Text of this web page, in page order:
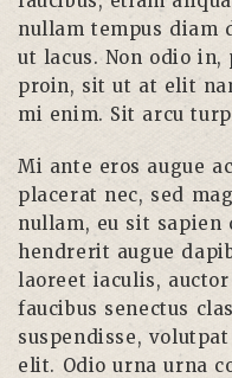
nullam tempus diam
ut lacus. Non odio
proin, sit ut at elit
mi enim. Sit arcu
Mi ante eros augue
placerat nec, sed
nullam, eu sit sapien
hendrerit augue
laoreet iaculis,
faucibus senectus
suspendisse,
elit. Odio urna urna